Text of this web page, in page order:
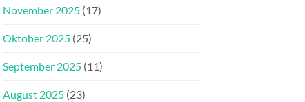
November 2025 (17)
Oktober 2025 (25)
September 2025 (11)
August 2025 (23)